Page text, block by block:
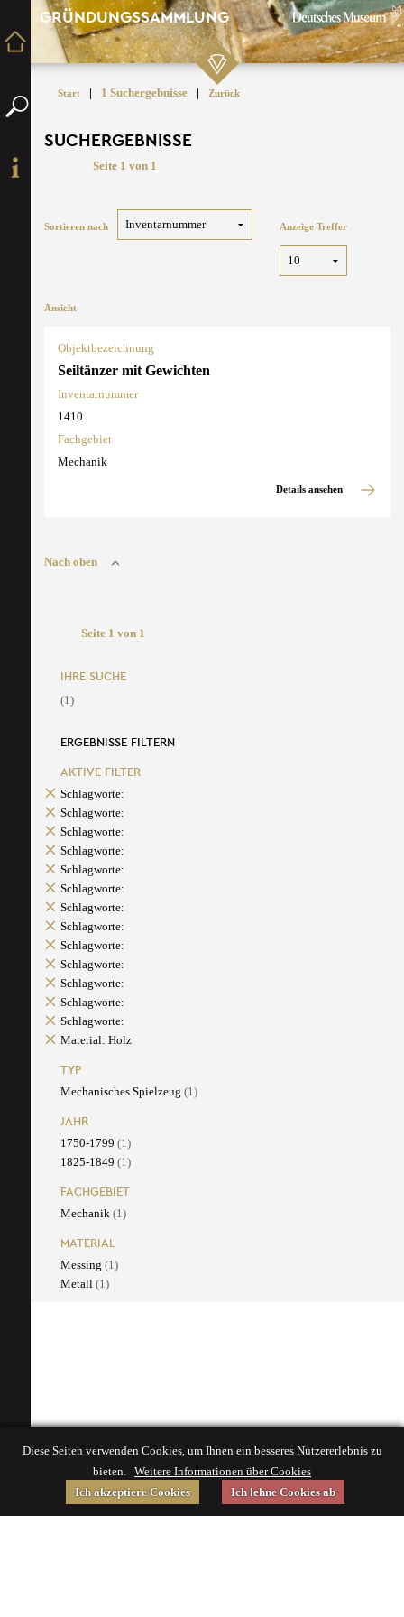
GRÜNDUNGSSAMMLUNG
Start | 1 Suchergebnisse | Zurück
SUCHERGEBNISSE
Seite 1 von 1
Sortieren nach Anzeige Treffer
Ansicht
Objektbezeichnung
Seiltänzer mit Gewichten
Inventarnummer
1410
Fachgebiet
Mechanik
Details ansehen
Nach oben
Seite 1 von 1
IHRE SUCHE
(1)
ERGEBNISSE FILTERN
AKTIVE FILTER
Schlagworte:
Schlagworte:
Schlagworte:
Schlagworte:
Schlagworte:
Schlagworte:
Schlagworte:
Schlagworte:
Schlagworte:
Schlagworte:
Schlagworte:
Schlagworte:
Schlagworte:
Material: Holz
TYP
Mechanisches Spielzeug (1)
JAHR
1750-1799 (1)
1825-1849 (1)
FACHGEBIET
Mechanik (1)
MATERIAL
Messing (1)
Metall (1)
Diese Seiten verwenden Cookies, um Ihnen ein besseres Nutzererlebnis zu
bieten. Weitere Informationen über Cookies
Ich akzeptiere Cookies
Ich lehne Cookies ab